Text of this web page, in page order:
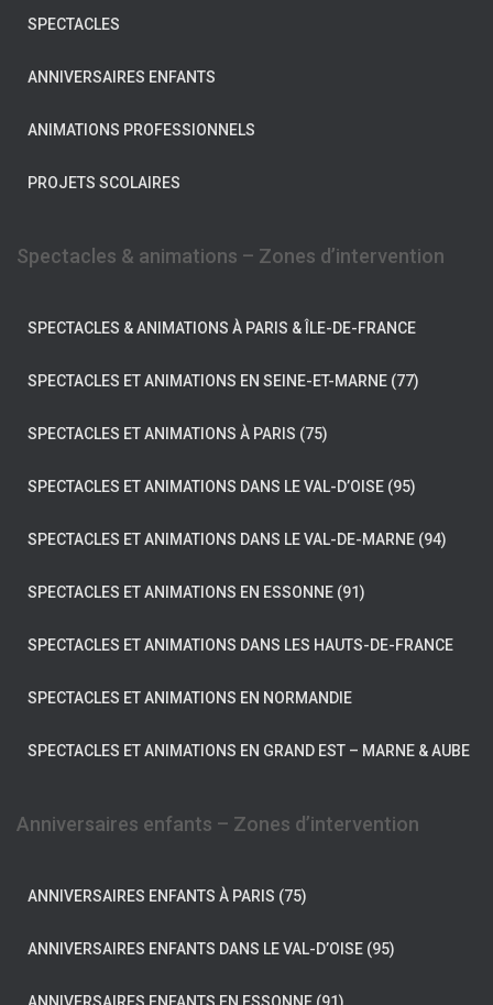
SPECTACLES
ANNIVERSAIRES ENFANTS
ANIMATIONS PROFESSIONNELS
PROJETS SCOLAIRES
Spectacles & animations – Zones d’intervention
SPECTACLES & ANIMATIONS À PARIS & ÎLE-DE-FRANCE
SPECTACLES ET ANIMATIONS EN SEINE-ET-MARNE (77)
SPECTACLES ET ANIMATIONS À PARIS (75)
SPECTACLES ET ANIMATIONS DANS LE VAL-D’OISE (95)
SPECTACLES ET ANIMATIONS DANS LE VAL-DE-MARNE (94)
SPECTACLES ET ANIMATIONS EN ESSONNE (91)
SPECTACLES ET ANIMATIONS DANS LES HAUTS-DE-FRANCE
SPECTACLES ET ANIMATIONS EN NORMANDIE
SPECTACLES ET ANIMATIONS EN GRAND EST – MARNE & AUBE
Anniversaires enfants – Zones d’intervention
ANNIVERSAIRES ENFANTS À PARIS (75)
ANNIVERSAIRES ENFANTS DANS LE VAL-D’OISE (95)